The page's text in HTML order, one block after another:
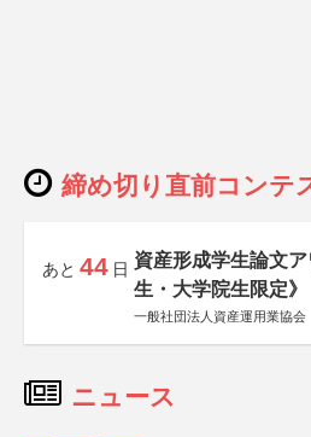
締め切り直前コンテ
あと 44 日 資産形成学生論文
生・大学院生限定》
一般社団法人資産運用業協会
ニュース